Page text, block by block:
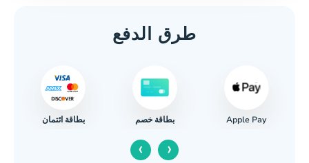
طرق الدفع
بطاقة ائتمان بطاقة خصم Apple Pay
‹ ›